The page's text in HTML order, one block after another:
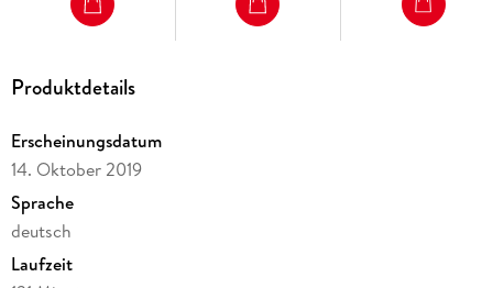
Produktdetails
Erscheinungsdatum
14. Oktober 2019
Sprache
deutsch
Laufzeit